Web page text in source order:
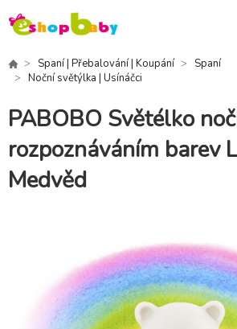
Spaní | Přebalování | Koupání
Spaní
Noční světýlka | Usínáčci
PABOBO Světélko
rozpoznáváním barev
Medvěd